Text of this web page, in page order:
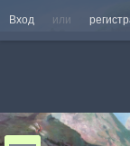
Вход или